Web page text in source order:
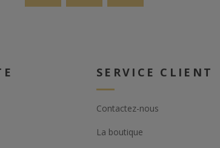
SERVICE CLIENT
Contactez-nous
La boutique